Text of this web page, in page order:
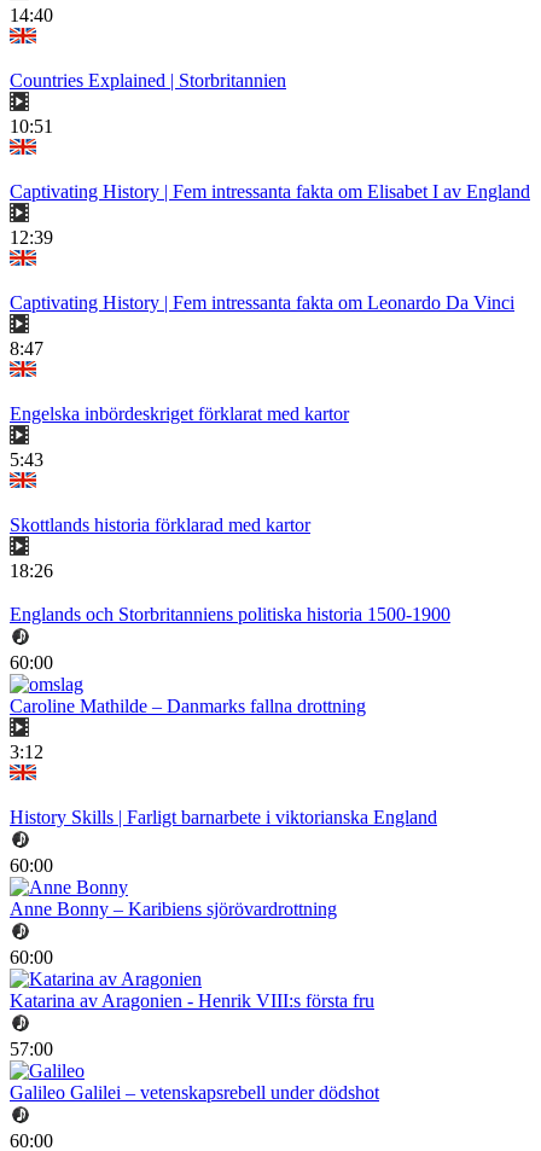
14:40
Countries Explained | Storbritannien
10:51
Captivating History | Fem intressanta fakta om Elisabet I av England
12:39
Captivating History | Fem intressanta fakta om Leonardo Da Vinci
8:47
Engelska inbördeskriget förklarat med kartor
5:43
Skottlands historia förklarad med kartor
18:26
Englands och Storbritanniens politiska historia 1500-1900
60:00
Caroline Mathilde – Danmarks fallna drottning
3:12
History Skills | Farligt barnarbete i viktorianska England
60:00
Anne Bonny – Karibiens sjörövardrottning
60:00
Katarina av Aragonien - Henrik VIII:s första fru
57:00
Galileo Galilei – vetenskapsrebell under dödshot
60:00